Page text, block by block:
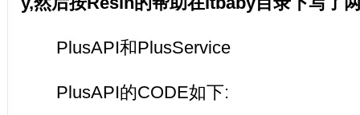
PlusAPI和PlusService
PlusAPI的CODE如下: